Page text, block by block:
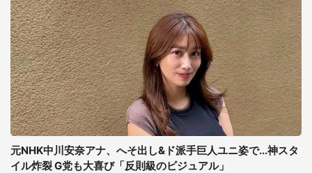
元NHK中川安奈アナ、へそ出し&ド派手巨人ユニ姿で...神スタ
イル炸裂 G党も大喜び「反則級のビジュアル」